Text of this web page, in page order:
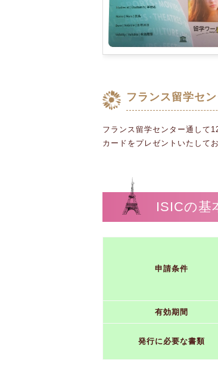
フランス留学セ
フランス留学センター通して
カードをプレゼントいたして
ISICの基
申請条件
有効期間
発行に必要な書類